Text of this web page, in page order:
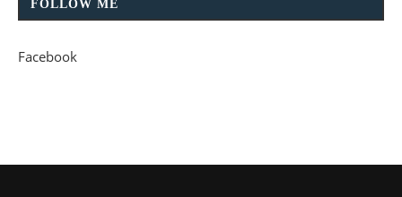
FOLLOW ME
Facebook